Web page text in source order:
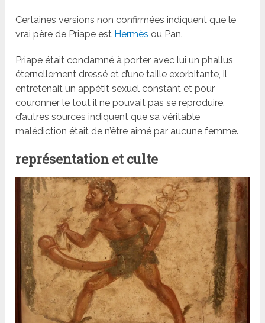
Certaines versions non confirmées indiquent que le
vrai père de Priape est Hermès ou Pan.
Priape était condamné à porter avec lui un phallus
éternellement dressé et d’une taille exorbitante, il
entretenait un appétit sexuel constant et pour
couronner le tout il ne pouvait pas se reproduire,
d’autres sources indiquent que sa véritable
malédiction était de n’être aimé par aucune femme.
représentation et culte